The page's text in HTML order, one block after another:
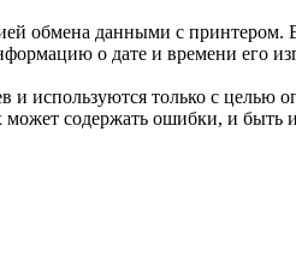
обмена данными с принтером.
о дате и времени его
используются только с целью
содержать ошибки, и быть